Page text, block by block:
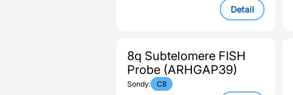
Detail
8q Subtelomere FISH
Probe (ARHGAP39)
Sondy: C8